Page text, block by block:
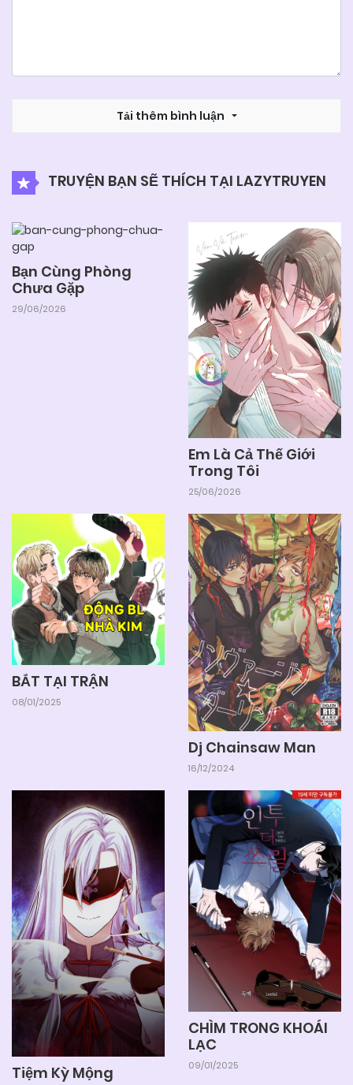
Tải thêm bình luận
TRUYỆN BẠN SẼ THÍCH TẠI LAZYTRUYEN
Bạn Cùng Phòng
Chưa Gặp
29/06/2026
Em Là Cả Thế Giới
Trong Tôi
25/06/2026
BẮT TẠI TRẬN
08/01/2025
Dj Chainsaw Man
16/12/2024
Tiệm Kỳ Mộng
CHÌM TRONG KHOÁI
LẠC
09/01/2025